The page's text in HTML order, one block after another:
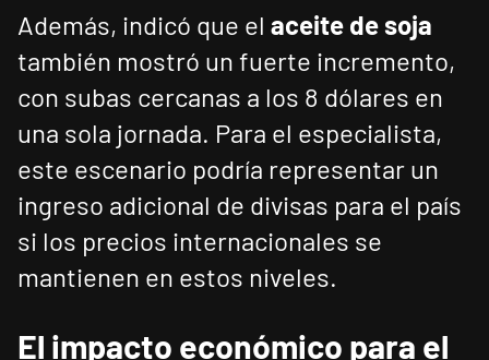
Además, indicó que el aceite de soja
también mostró un fuerte incremento,
con subas cercanas a los 8 dólares en
una sola jornada. Para el especialista,
este escenario podría representar un
ingreso adicional de divisas para el país
si los precios internacionales se
mantienen en estos niveles.
El impacto económico para el